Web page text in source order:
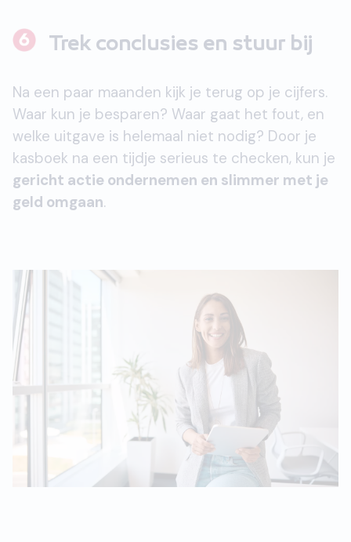
Trek conclusies en stuur bij
Na een paar maanden kijk je terug op je cijfers.
Waar kun je besparen? Waar gaat het fout, en
welke uitgave is helemaal niet nodig? Door je
kasboek na een tijdje serieus te checken, kun je
gericht actie ondernemen en slimmer met je
geld omgaan.